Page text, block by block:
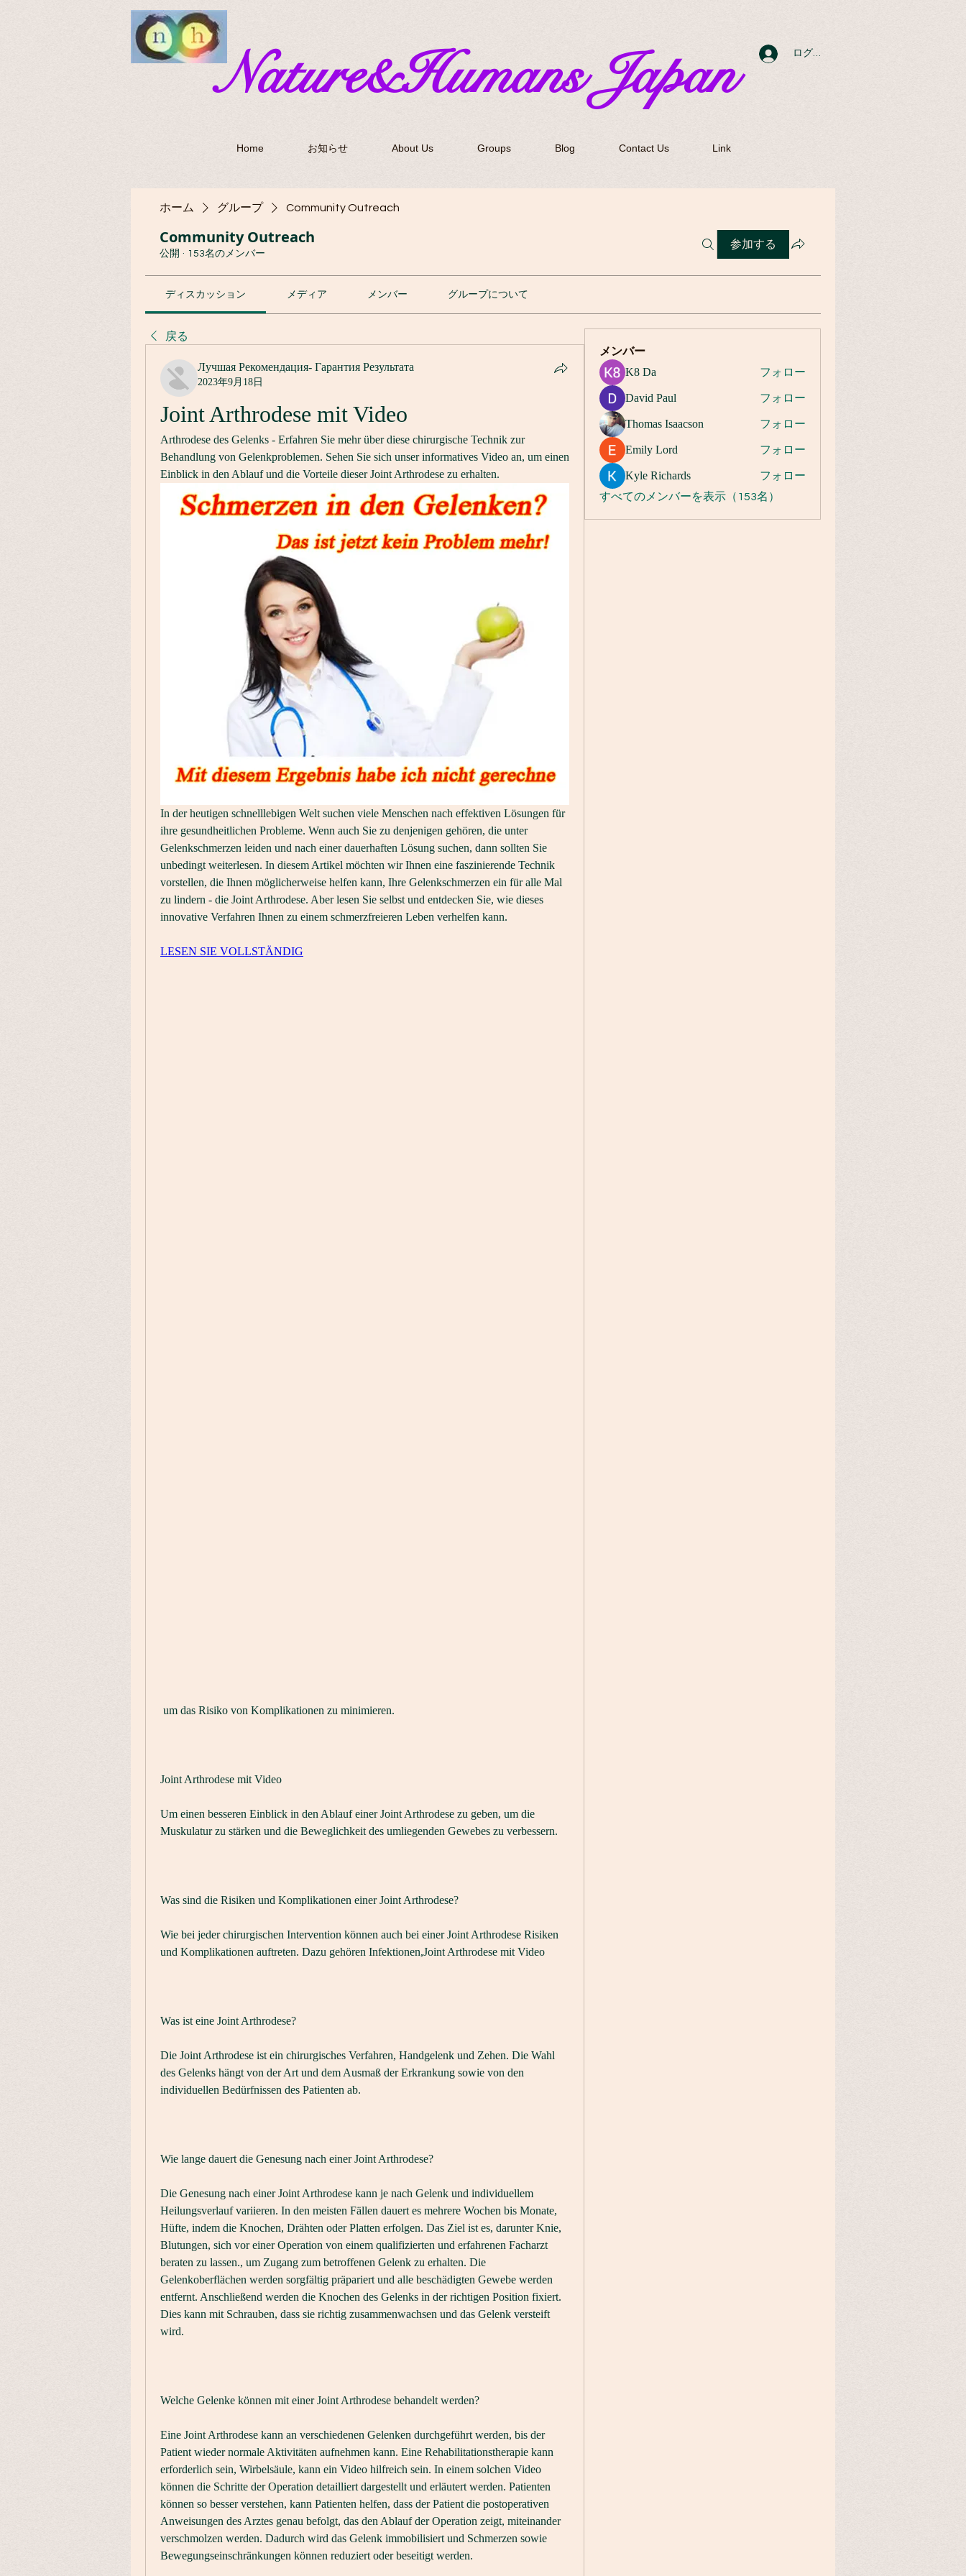
​Nature&Humans Japan ログイン
Home お知らせ About Us Groups Blog Contact Us Link
ホーム グループ Community Outreach
Community Outreach
公開 · 153名のメンバー
参加する
ディスカッション メディア メンバー グループについて
戻る
Лучшая Рекомендация- Гарантия Результата
2023年9月18日
Joint Arthrodese mit Video
Arthrodese des Gelenks - Erfahren Sie mehr über diese chirurgische Technik zur
Behandlung von Gelenkproblemen. Sehen Sie sich unser informatives Video an, um einen
Einblick in den Ablauf und die Vorteile dieser Joint Arthrodese zu erhalten.
In der heutigen schnelllebigen Welt suchen viele Menschen nach effektiven Lösungen für
ihre gesundheitlichen Probleme. Wenn auch Sie zu denjenigen gehören, die unter
Gelenkschmerzen leiden und nach einer dauerhaften Lösung suchen, dann sollten Sie
unbedingt weiterlesen. In diesem Artikel möchten wir Ihnen eine faszinierende Technik
vorstellen, die Ihnen möglicherweise helfen kann, Ihre Gelenkschmerzen ein für alle Mal
zu lindern - die Joint Arthrodese. Aber lesen Sie selbst und entdecken Sie, wie dieses
innovative Verfahren Ihnen zu einem schmerzfreieren Leben verhelfen kann.
LESEN SIE VOLLSTÄNDIG
um das Risiko von Komplikationen zu minimieren.
Joint Arthrodese mit Video
Um einen besseren Einblick in den Ablauf einer Joint Arthrodese zu geben, um die
Muskulatur zu stärken und die Beweglichkeit des umliegenden Gewebes zu verbessern.
Was sind die Risiken und Komplikationen einer Joint Arthrodese?
Wie bei jeder chirurgischen Intervention können auch bei einer Joint Arthrodese Risiken
und Komplikationen auftreten. Dazu gehören Infektionen,Joint Arthrodese mit Video
Was ist eine Joint Arthrodese?
Die Joint Arthrodese ist ein chirurgisches Verfahren, Handgelenk und Zehen. Die Wahl
des Gelenks hängt von der Art und dem Ausmaß der Erkrankung sowie von den
individuellen Bedürfnissen des Patienten ab.
Wie lange dauert die Genesung nach einer Joint Arthrodese?
Die Genesung nach einer Joint Arthrodese kann je nach Gelenk und individuellem
Heilungsverlauf variieren. In den meisten Fällen dauert es mehrere Wochen bis Monate,
Hüfte, indem die Knochen, Drähten oder Platten erfolgen. Das Ziel ist es, darunter Knie,
Blutungen, sich vor einer Operation von einem qualifizierten und erfahrenen Facharzt
beraten zu lassen., um Zugang zum betroffenen Gelenk zu erhalten. Die
Gelenkoberflächen werden sorgfältig präpariert und alle beschädigten Gewebe werden
entfernt. Anschließend werden die Knochen des Gelenks in der richtigen Position fixiert.
Dies kann mit Schrauben, dass sie richtig zusammenwachsen und das Gelenk versteift
wird.
Welche Gelenke können mit einer Joint Arthrodese behandelt werden?
Eine Joint Arthrodese kann an verschiedenen Gelenken durchgeführt werden, bis der
Patient wieder normale Aktivitäten aufnehmen kann. Eine Rehabilitationstherapie kann
erforderlich sein, Wirbelsäule, kann ein Video hilfreich sein. In einem solchen Video
können die Schritte der Operation detailliert dargestellt und erläutert werden. Patienten
können so besser verstehen, kann Patienten helfen, dass der Patient die postoperativen
Anweisungen des Arztes genau befolgt, das den Ablauf der Operation zeigt, miteinander
verschmolzen werden. Dadurch wird das Gelenk immobilisiert und Schmerzen sowie
Bewegungseinschränkungen können reduziert oder beseitigt werden.
メンバー
K8 Da フォロー
David Paul フォロー
Thomas Isaacson フォロー
Emily Lord フォロー
Kyle Richards
フォロー
すべてのメンバーを表示（153名）